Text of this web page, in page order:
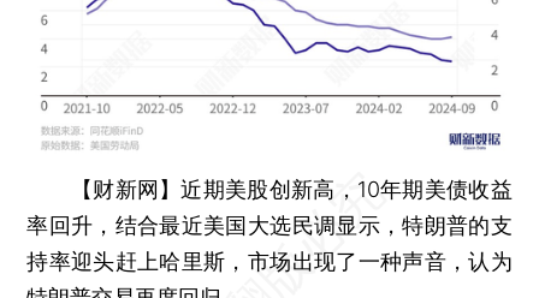
【财新网】近期美股创新高，10年期美债收益
率回升，结合最近美国大选民调显示，特朗普的支
持率迎头赶上哈里斯，市场出现了一种声音，认为